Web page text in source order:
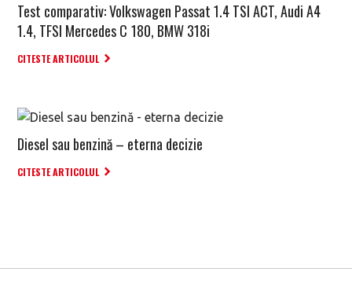
Test comparativ: Volkswagen Passat 1.4 TSI ACT, Audi A4
1.4, TFSI Mercedes C 180, BMW 318i
CITESTE ARTICOLUL
Diesel sau benzină – eterna decizie
CITESTE ARTICOLUL